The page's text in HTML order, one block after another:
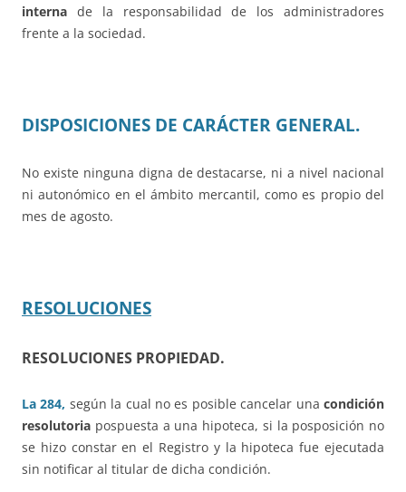
interna de la responsabilidad de los administradores
frente a la sociedad.
DISPOSICIONES DE CARÁCTER GENERAL.
No existe ninguna digna de destacarse, ni a nivel nacional
ni autonómico en el ámbito mercantil, como es propio del
mes de agosto.
RESOLUCIONES
RESOLUCIONES PROPIEDAD.
La 284, según la cual no es posible cancelar unacondición
resolutoria pospuesta a una hipoteca, si la posposición no
se hizo constar en el Registro y la hipoteca fue ejecutada
sin notificar al titular de dicha condición.